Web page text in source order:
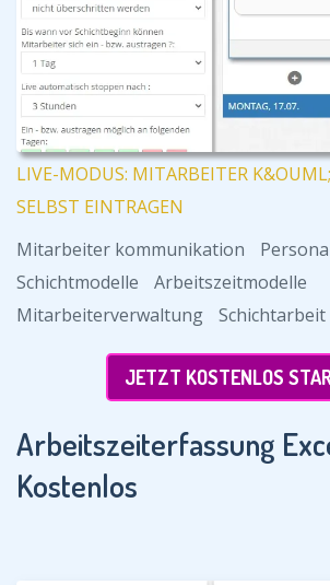
LIVE-MODUS: MITARBEITER
SELBST EINTRAGEN
Mitarbeiter kommunikation
Schichtmodelle
Arbeitszeitmodelle
Mitarbeiterverwaltung
Schichtarbeit
JETZT KOSTENLOS
Arbeitszeiterfassung
Kostenlos